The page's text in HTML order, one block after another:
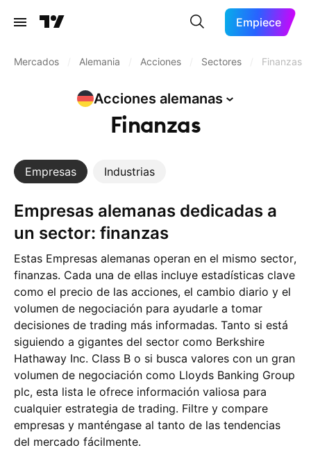
Empiece
Mercados Alemania Acciones Sectores Finanzas
Acciones alemanas
Finanzas
Empresas Industrias
Empresas alemanas dedicadas a
un sector: finanzas
Estas Empresas alemanas operan en el mismo sector,
finanzas. Cada una de ellas incluye estadísticas clave
como el precio de las acciones, el cambio diario y el
volumen de negociación para ayudarle a tomar
decisiones de trading más informadas. Tanto si está
siguiendo a gigantes del sector como Berkshire
Hathaway Inc. Class B o si busca valores con un gran
volumen de negociación como Lloyds Banking Group
plc, esta lista le ofrece información valiosa para
cualquier estrategia de trading. Filtre y compare
empresas y manténgase al tanto de las tendencias
del mercado fácilmente.